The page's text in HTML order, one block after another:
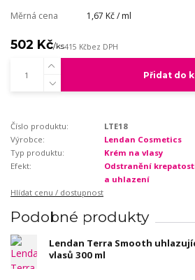
Měrná cena
1,67 Kč / ml
502 Kč/ks415 Kčbez DPH
Přidat do
Číslo produktu:
LTE18
Výrobce:
Lendan Cosmetics
Typ produktu:
Krém na vlasy
Efekt:
Odstranění
a uhlazení
Hlídat cenu / dostupnost
Podobné produkty
Lendan Terra Smooth
vlasů 300 ml